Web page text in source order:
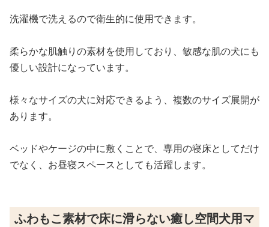
洗濯機で洗えるので衛生的に使用できます。
柔らかな肌触りの素材を使用しており、敏感な肌の犬にも
優しい設計になっています。
様々なサイズの犬に対応できるよう、複数のサイズ展開が
あります。
ベッドやケージの中に敷くことで、専用の寝床としてだけ
でなく、お昼寝スペースとしても活躍します。
ふわもこ素材で床に滑らない癒し空間犬用マ